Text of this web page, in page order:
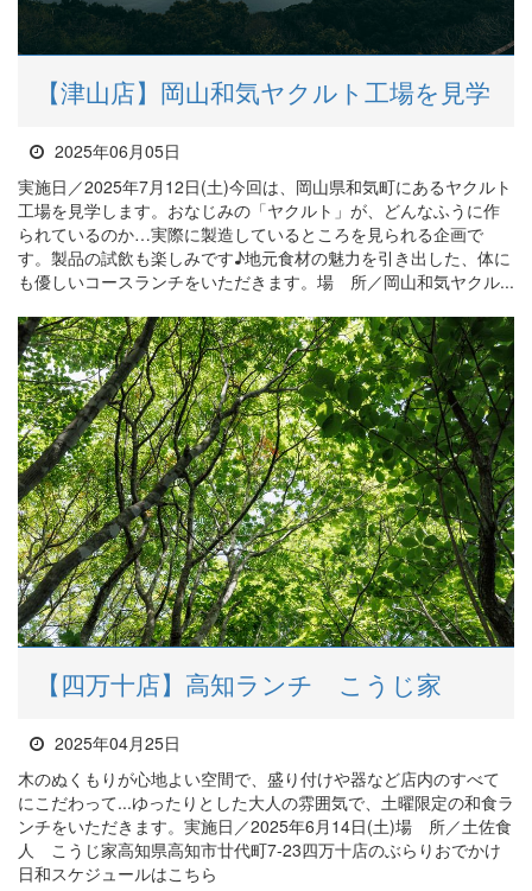
【津山店】岡山和気ヤクルト工場を見学
2025年06月05日
実施日／2025年7月12日(土)今回は、岡山県和気町にあるヤクルト
工場を見学します。おなじみの「ヤクルト」が、どんなふうに作
られているのか…実際に製造しているところを見られる企画で
す。製品の試飲も楽しみです♪地元食材の魅力を引き出した、体に
も優しいコースランチをいただきます。場 所／岡山和気ヤクル...
【四万十店】高知ランチ こうじ家
2025年04月25日
木のぬくもりが心地よい空間で、盛り付けや器など店内のすべて
にこだわって...ゆったりとした大人の雰囲気で、土曜限定の和食ラ
ンチをいただきます。実施日／2025年6月14日(土)場 所／土佐食
人 こうじ家高知県高知市廿代町7-23四万十店のぶらりおでかけ
日和スケジュールはこちら